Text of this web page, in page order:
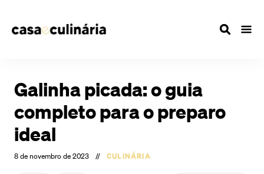
Galinha picada: o guia
completo para o preparo
ideal
8 de novembro de 2023 // CULINÁRIA